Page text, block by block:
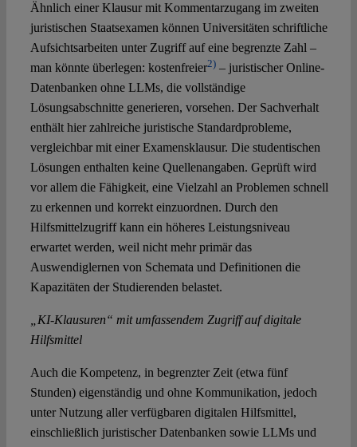
Ähnlich einer Klausur mit Kommentarzugang im zweiten
juristischen Staatsexamen können Universitäten schriftliche
Aufsichtsarbeiten unter Zugriff auf eine begrenzte Zahl –
man könnte überlegen: kostenfreier2)– juristischer Online-
Datenbanken ohne LLMs, die vollständige
Lösungsabschnitte generieren, vorsehen. Der Sachverhalt
enthält hier zahlreiche juristische Standardprobleme,
vergleichbar mit einer Examensklausur. Die studentischen
Lösungen enthalten keine Quellenangaben. Geprüft wird
vor allem die Fähigkeit, eine Vielzahl an Problemen schnell
zu erkennen und korrekt einzuordnen. Durch den
Hilfsmittelzugriff kann ein höheres Leistungsniveau
erwartet werden, weil nicht mehr primär das
Auswendiglernen von Schemata und Definitionen die
Kapazitäten der Studierenden belastet.
„KI-Klausuren“ mit umfassendem Zugriff auf digitale
Hilfsmittel
Auch die Kompetenz, in begrenzter Zeit (etwa fünf
Stunden) eigenständig und ohne Kommunikation, jedoch
unter Nutzung aller verfügbaren digitalen Hilfsmittel,
einschließlich juristischer Datenbanken sowie LLMs und